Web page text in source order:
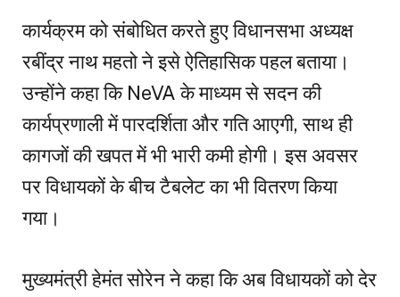
कार्यक्रम को संबोधित करते हुए विधानसभा अध्यक्ष
रबींद्र नाथ महतो ने इसे ऐतिहासिक पहल बताया।
उन्होंने कहा कि NeVA के माध्यम से सदन की
कार्यप्रणाली में पारदर्शिता और गति आएगी, साथ ही
कागजों की खपत में भी भारी कमी होगी। इस अवसर
पर विधायकों के बीच टैबलेट का भी वितरण किया
गया।
मुख्यमंत्री हेमंत सोरेन ने कहा कि अब विधायकों को देर